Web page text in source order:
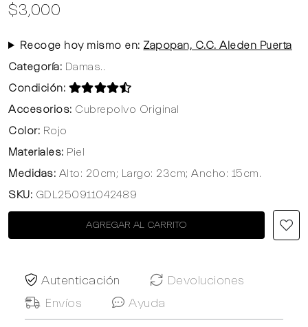
$3,000
Recoge hoy mismo en: Zapopan, C.C. Aleden Puerta
Categoría: Damas..
Condición:
Accesorios: Cubrepolvo Original
Color: Rojo
Materiales: Piel
Medidas: Alto: 20cm; Largo: 23cm; Ancho: 15cm.
SKU: GDL250911042489
AGREGAR AL CARRITO
Autenticación
Devoluciones
Envíos
Ayuda